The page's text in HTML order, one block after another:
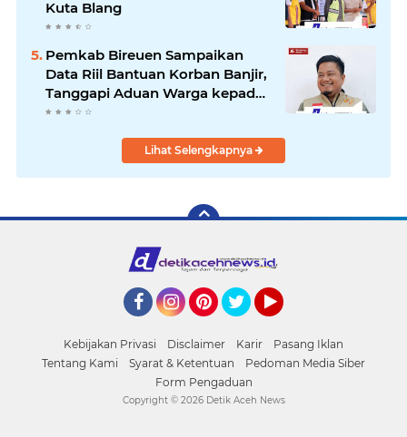
Kuta Blang
Pemkab Bireuen Sampaikan
Data Riil Bantuan Korban Banjir,
Tanggapi Aduan Warga kepada
Wapres
Lihat Selengkapnya
Kebijakan Privasi Disclaimer Karir
Pasang Iklan
Tentang Kami
Syarat & Ketentuan
Pedoman Media Siber
Form Pengaduan
Copyright © 2026 Detik Aceh News